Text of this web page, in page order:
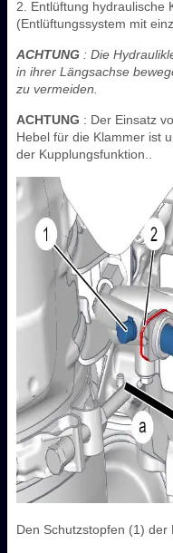
2. Entlüftung hydraulische
(Entlüftungssystem mit
ACHTUNG : Die
in ihrer Längsachse
zu vermeiden.
ACHTUNG : Der Einsatz
Hebel für die Klammer ist
der Kupplungsfunktion..
Den Schutzstopfen (1) der